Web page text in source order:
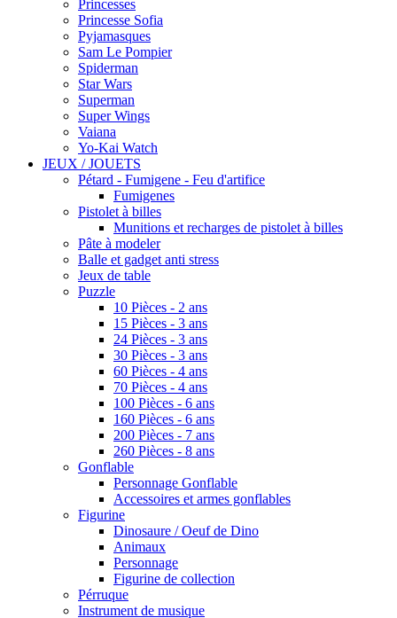
Princesses
Princesse Sofia
Pyjamasques
Sam Le Pompier
Spiderman
Star Wars
Superman
Super Wings
Vaiana
Yo-Kai Watch
JEUX / JOUETS
Pétard - Fumigene - Feu d'artifice
Fumigenes
Pistolet à billes
Munitions et recharges de pistolet à billes
Pâte à modeler
Balle et gadget anti stress
Jeux de table
Puzzle
10 Pièces - 2 ans
15 Pièces - 3 ans
24 Pièces - 3 ans
30 Pièces - 3 ans
60 Pièces - 4 ans
70 Pièces - 4 ans
100 Pièces - 6 ans
160 Pièces - 6 ans
200 Pièces - 7 ans
260 Pièces - 8 ans
Gonflable
Personnage Gonflable
Accessoires et armes gonflables
Figurine
Dinosaure / Oeuf de Dino
Animaux
Personnage
Figurine de collection
Pérruque
Instrument de musique